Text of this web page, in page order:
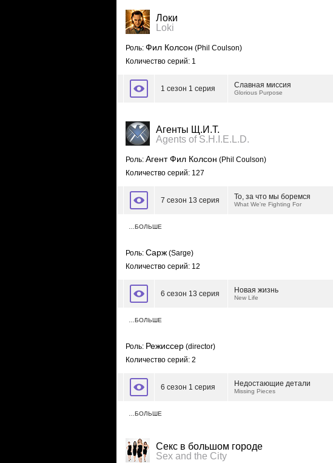
Локи
Loki
Роль: Фил Колсон (Phil Coulson)
Количество серий: 1
1 сезон 1 серия Славная миссия
Glorious Purpose
Агенты Щ.И.Т.
Agents of S.H.I.E.L.D.
Роль: Агент Фил Колсон (Phil Coulson)
Количество серий: 127
7 сезон 13 серия То, за что мы боремся
What We're Fighting For
…БОЛЬШЕ
Роль: Сарж (Sarge)
Количество серий: 12
6 сезон 13 серия Новая жизнь
New Life
…БОЛЬШЕ
Роль: Режиссер (director)
Количество серий: 2
6 сезон 1 серия Недостающие детали
Missing Pieces
…БОЛЬШЕ
Секс в большом городе
Sex and the City